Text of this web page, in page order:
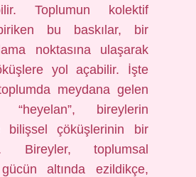
Toplumun kolektif
bu baskılar, bir
noktasına ulaşarak
yol açabilir. İşte
meydana gelen
bireylerin
bilişsel çöküşlerinin bir
Bireyler, toplumsal
altında ezildikçe,